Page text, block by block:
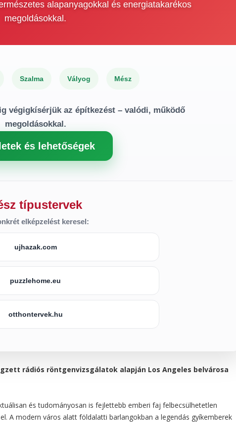
alapanyagokkal és energiatakarékos
megoldásokkal.
Szalma Vályog Mész
végigkísérjük az építkezést – valódi, működő
megoldásokkal.
és lehetőségek
típustervek
elképzelést keresel:
ujhazak.com
puzzlehome.eu
otthontervek.hu
rádiós röntgenvizsgálatok alapján Los Angeles belvárosa
és tudományosan is fejlettebb emberi faj felbecsülhetetlen
A modern város alatt földalatti barlangokban a legendás gyíkemberek